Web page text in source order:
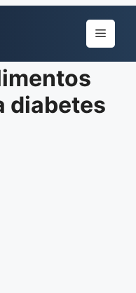
Menu
diabetes